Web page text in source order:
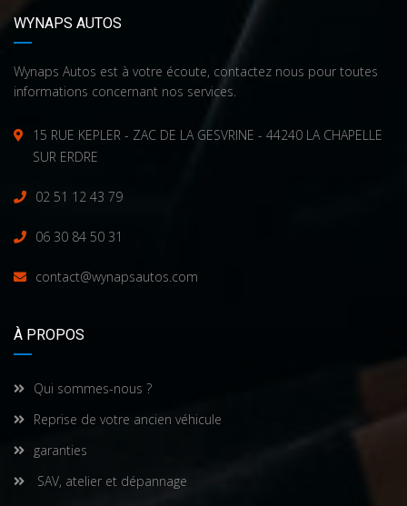
WYNAPS AUTOS
Wynaps Autos est à votre écoute, contactez nous pour toutes
informations concernant nos services.
15 RUE KEPLER - ZAC DE LA GESVRINE - 44240 LA CHAPELLE
SUR ERDRE
02 51 12 43 79
06 30 84 50 31
contact@wynapsautos.com
À PROPOS
Qui sommes-nous ?
Reprise de votre ancien véhicule
garanties
SAV, atelier et dépannage